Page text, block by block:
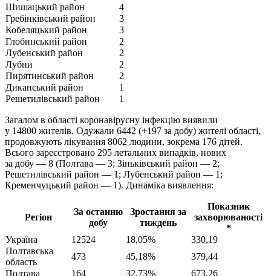
Шишацький район
4
Гребінківський район
3
Кобеляцький район
3
Глобинський район
2
Лубенський район
2
Лубни
2
Пирятинський район
2
Диканський район
1
Решетилівський район
1
Загалом в області коронавірусну інфекцію виявили
у 14800 жителів. Одужали 6442 (+197 за добу) жителі області,
продовжують лікування 8062 людини, зокрема 176 дітей.
Всього зареєстровано 295 летальних випадків, нових
за добу — 8 (Полтава — 3; Зіньківський район — 2;
Решетилівський район — 1; Лубенський район — 1;
Кременчуцький район — 1). Динаміка виявлення:
Регіон
За останню
добу
Зростання за
тиждень
Показник
захворюваності
*
Україна
12524 18,05%
330,19
Полтавська
область
473 45,18%
379,44
Полтава
164 32,73% 673,26